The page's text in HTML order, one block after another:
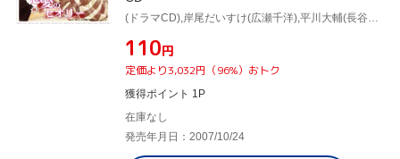
(ドラマCD),岸尾だいすけ(広瀬千洋),平川大輔(長谷川賢悟),斎賀みつき(広瀬美紗子),中村悠一(斉藤),堀内賢雄(戸倉亮輔)
¥110円
定価より3,032円（96%）おトク
獲得ポイント 1P
在庫なし
発売年月日：2007/10/24